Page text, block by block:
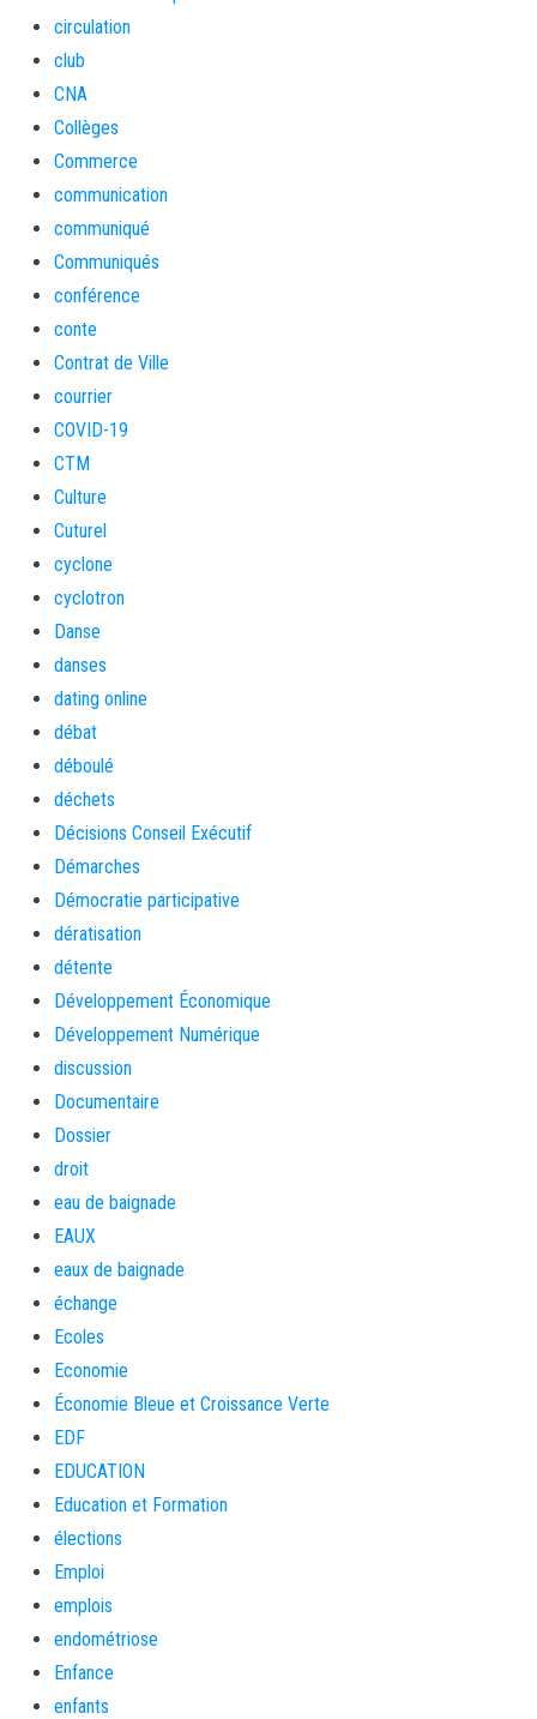
circulation
club
CNA
Collèges
Commerce
communication
communiqué
Communiqués
conférence
conte
Contrat de Ville
courrier
COVID-19
CTM
Culture
Cuturel
cyclone
cyclotron
Danse
danses
dating online
débat
déboulé
déchets
Décisions Conseil Exécutif
Démarches
Démocratie participative
dératisation
détente
Développement Économique
Développement Numérique
discussion
Documentaire
Dossier
droit
eau de baignade
EAUX
eaux de baignade
échange
Ecoles
Economie
Économie Bleue et Croissance Verte
EDF
EDUCATION
Education et Formation
élections
Emploi
emplois
endométriose
Enfance
enfants